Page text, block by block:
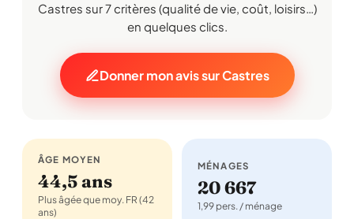
Castres sur 7 critères (qualité de vie, coût, loisirs…)
en quelques clics.
Donner mon avis sur Castres
ÂGE MOYEN
44,5 ans
Plus âgée que moy. FR (42
ans)
MÉNAGES
20 667
1,99 pers. / ménage